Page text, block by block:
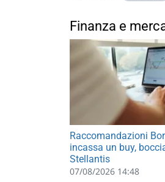
Finanza e
Raccomandazioni
incassa un buy,
Stellantis
07/08/2026 14:48